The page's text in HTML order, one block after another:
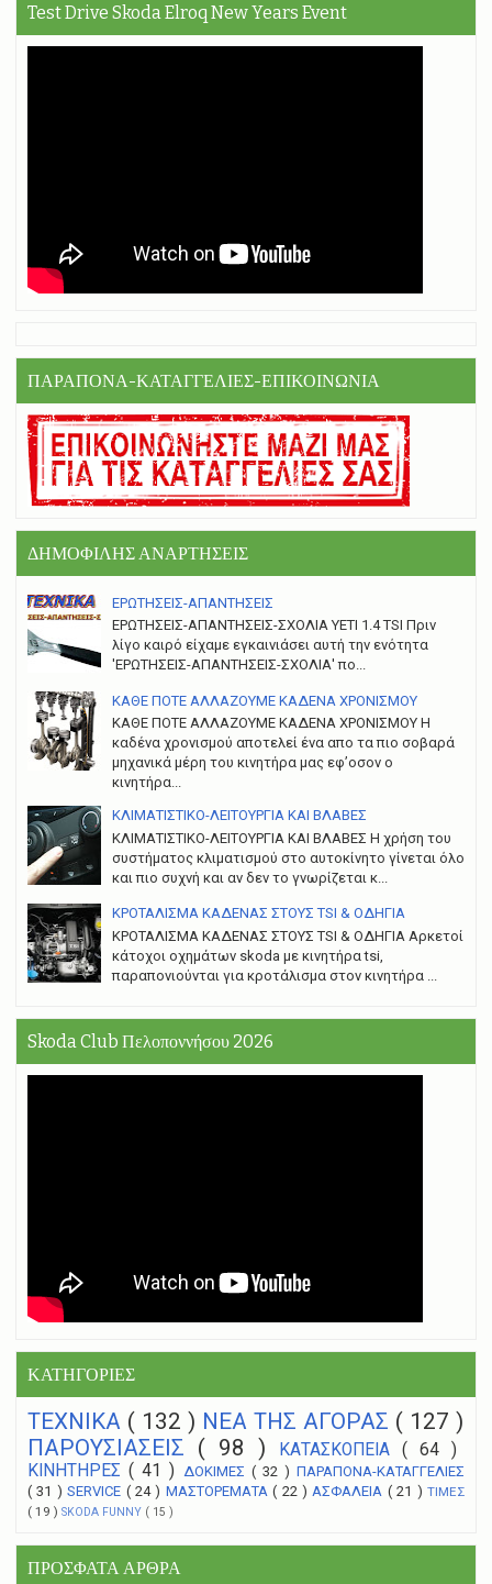
Test Drive Skoda Elroq New Years Event
ΠΑΡΑΠΟΝΑ-ΚΑΤΑΓΓΕΛΙΕΣ-ΕΠΙΚΟΙΝΩΝΙΑ
ΔΗΜΟΦΙΛΗΣ ΑΝΑΡΤΗΣΕΙΣ
ΕΡΩΤΗΣΕΙΣ-ΑΠΑΝΤΗΣΕΙΣ
ΕΡΩΤΗΣΕΙΣ-ΑΠΑΝΤΗΣΕΙΣ-ΣΧΟΛΙΑ YETI 1.4 TSI Πριν
λίγο καιρό είχαμε εγκαινιάσει αυτή την ενότητα
'ΕΡΩΤΗΣΕΙΣ-ΑΠΑΝΤΗΣΕΙΣ-ΣΧΟΛΙΑ' πο...
ΚΑΘΕ ΠΟΤΕ ΑΛΛΑΖΟΥΜΕ ΚΑΔΕΝΑ ΧΡΟΝΙΣΜΟΥ
ΚΑΘΕ ΠΟΤΕ ΑΛΛΑΖΟΥΜΕ ΚΑΔΕΝΑ ΧΡΟΝΙΣΜΟΥ Η
καδένα χρονισμού αποτελεί ένα απο τα πιο σοβαρά
μηχανικά μέρη του κινητήρα μας εφ’οσον ο
κινητήρα...
ΚΛΙΜΑΤΙΣΤΙΚΟ-ΛΕΙΤΟΥΡΓΙΑ ΚΑΙ ΒΛΑΒΕΣ
ΚΛΙΜΑΤΙΣΤΙΚΟ-ΛΕΙΤΟΥΡΓΙΑ ΚΑΙ ΒΛΑΒΕΣ H χρήση του
συστήματος κλιματισμού στο αυτοκίνητο γίνεται όλο
και πιο συχνή και αν δεν το γνωρίζεται κ...
ΚΡΟΤΑΛΙΣΜΑ ΚΑΔΕΝΑΣ ΣΤΟΥΣ TSI & ΟΔΗΓΙΑ
ΚΡΟΤΑΛΙΣΜΑ ΚΑΔΕΝΑΣ ΣΤΟΥΣ TSI & ΟΔΗΓΙΑ Αρκετοί
κάτοχοι οχημάτων skoda με κινητήρα tsi,
παραπονιούνται για κροτάλισμα στον κινητήρα ...
Skoda Club Πελοποννήσου 2026
ΚΑΤΗΓΟΡΙΕΣ
ΤΕΧΝΙΚΑ ( 132 ) NEA THΣ ΑΓΟΡΑΣ ( 127 )
ΠΑΡΟΥΣΙΑΣΕΙΣ ( 98 ) ΚΑΤΑΣΚΟΠΕΙΑ ( 64 )
ΚΙΝΗΤΗΡΕΣ( 41 ) ΔΟΚΙΜΕΣ ( 32 ) ΠΑΡΑΠΟΝΑ-ΚΑΤΑΓΓΕΛΙΕΣ
( 31 )SERVICE ( 24 ) ΜΑΣΤΟΡΕΜΑΤΑ( 22 )ΑΣΦΑΛΕΙΑ ( 21 )ΤΙΜΕΣ
( 19 ) SKODA FUNNY ( 15 )
ΠΡΟΣΦΑΤΑ ΑΡΘΡΑ